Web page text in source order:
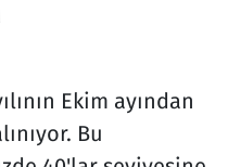
Ekim ayından
Bu